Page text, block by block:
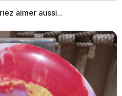
aimer aussi...